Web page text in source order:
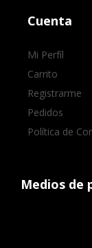
Cuenta
Mi Perfíl
Carrito
Registrarme
Pedidos
Política de
Medios de